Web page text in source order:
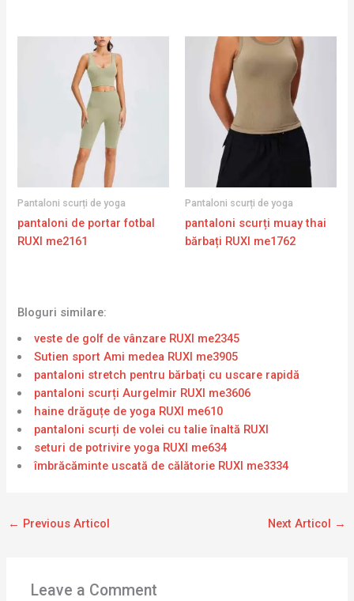
Pantaloni scurți de yoga
pantaloni de portar fotbal
RUXI me2161
Pantaloni scurți de yoga
pantaloni scurți muay thai
bărbați RUXI me1762
Bloguri similare:
veste de golf de vânzare RUXI me2345
Sutien sport Ami medea RUXI me3905
pantaloni stretch pentru bărbați cu uscare rapidă
pantaloni scurți Aurgelmir RUXI me3606
haine drăguțe de yoga RUXI me610
pantaloni scurți de volei cu talie înaltă RUXI
seturi de potrivire yoga RUXI me634
îmbrăcăminte uscată de călătorie RUXI me3334
← Previous Articol Next Articol →
Leave a Comment